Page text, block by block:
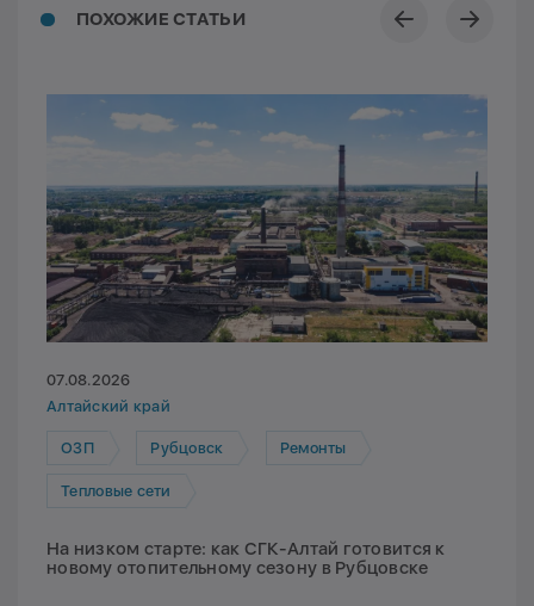
ПОХОЖИЕ СТАТЬИ
07.08.2026
Алтайский край
ОЗП Рубцовск Ремонты
Тепловые сети
На низком старте: как СГК-Алтай готовится к
новому отопительному сезону в Рубцовске